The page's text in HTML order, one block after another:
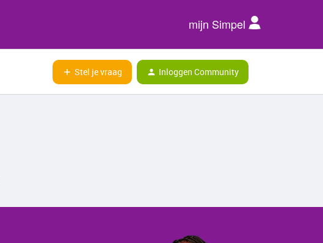
mijn Simpel
Stel je vraag Inloggen Community